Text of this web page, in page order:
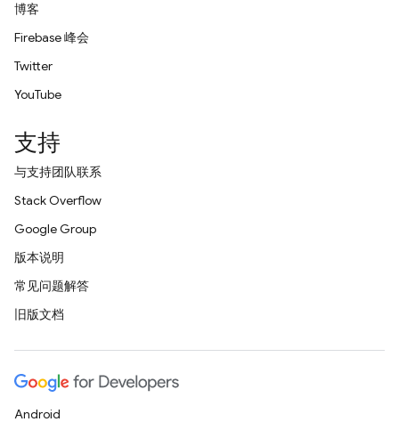
博客
Firebase 峰会
Twitter
YouTube
支持
与支持团队联系
Stack Overflow
Google Group
版本说明
常见问题解答
旧版文档
Android